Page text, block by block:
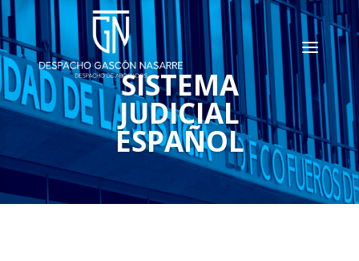
SISTEMA
JUDICIAL
ESPAÑOL